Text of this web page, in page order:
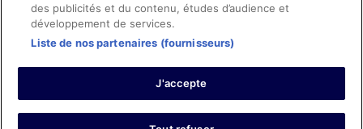
Electron, CartaSi, Carte Bleue, PayPal et Eurocard.
© 2026 Expedia, Inc., une entreprise d’Expedia Group. Tous droits
réservés. ebookers et le logo ebookers sont des marques
des publicités et du contenu, études d’audience et
développement de services.
Liste de nos partenaires (fournisseurs)
J'accepte